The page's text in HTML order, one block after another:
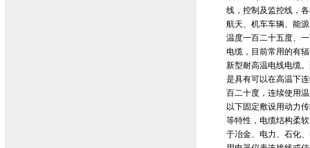
线，控制及监控线，
航天、机车车辆、能
温度一百二十五度、
电缆，目前常用的有
新型耐高温电线电缆
是具有可以在高温下
百二十度，连续使用
以下固定敷设用动力
等特性，电缆结构柔
于冶金、电力、石化